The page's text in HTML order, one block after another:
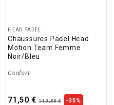
HEAD PADEL
Chaussures Padel Head
Motion Team Femme
Noir/Bleu
Confort
71,50 € 110,00 € -35%